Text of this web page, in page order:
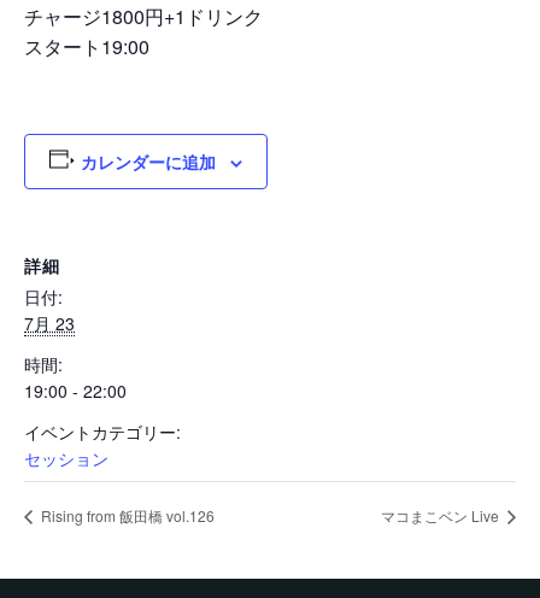
チャージ1800円+1ドリンク
スタート19:00
カレンダーに追加
詳細
日付:
7月 23
時間:
19:00 - 22:00
イベントカテゴリー:
セッション
Rising from 飯田橋 vol.126 マコまこベン Live